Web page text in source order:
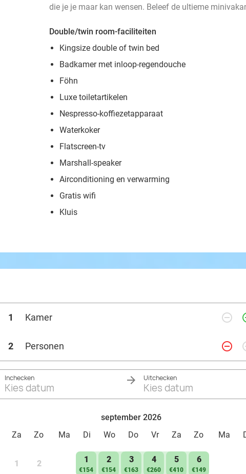
die je je maar kan wensen. Beleef de ultieme
Double/twin room-faciliteiten
Kingsize double of twin bed
Badkamer met inloop-regendouche
Föhn
Luxe toiletartikelen
Nespresso-koffiezetapparaat
Waterkoker
Flatscreen-tv
Marshall-speaker
Airconditioning en verwarming
Gratis wifi
Kluis
1 Kamer remove_circle_outline
2 Personen remove_circle_outline
Inchecken
Kies datum
Uitchecken
Kies datum
Za Zo
1 2
september 2026
Ma
Di Wo Do Vr Za Zo
1
€154
2
€154
3
€163
4
€260
5
€410
6
€149
Ma